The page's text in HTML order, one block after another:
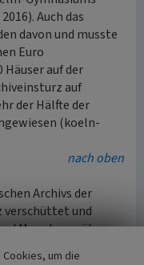
Auch das
davon und musste
Euro
auf der
auf
der Hälfte der
(koeln-
nach oben
Archivs der
verschüttet und
Monaten mühsam
werden.
um die